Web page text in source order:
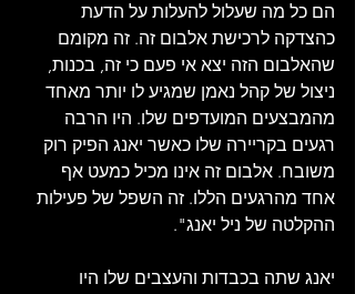
הם כל מה שעלול להעלות על הדעת
כהצדקה לרכישת אלבום זה. זה מקומם
שהאלבום הזה יצא אי פעם כי זה, בכנות,
ניצול של קהל נאמן שמגיע לו יותר מאחד
מהמבצעים המועדפים שלו. היו הרבה
רגעים בקריירה שלו כאשר יאנג הפיק רוק
משובח. אלבום זה אינו מכיל כמעט אף
אחד מהרגעים הללו. זה השפל של פעילות
ההקלטה של ​​ניל יאנג".
יאנג שתה בכבדות והעצבים שלו היו